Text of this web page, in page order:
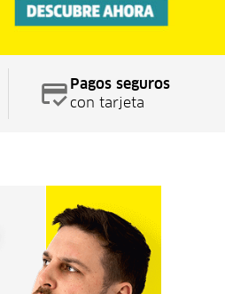
Pagos seguros
con tarjeta